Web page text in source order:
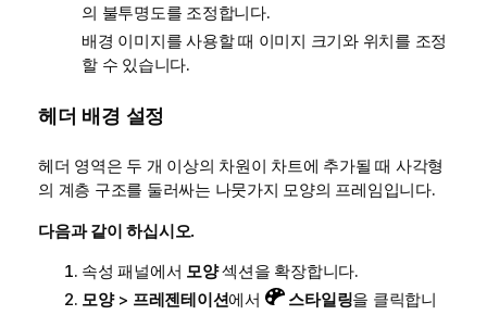
의 불투명도를 조정합니다.
배경 이미지를 사용할 때 이미지 크기와 위치를 조정
할 수 있습니다.
헤더 배경 설정
헤더 영역은 두 개 이상의 차원이 차트에 추가될 때 사각형
의 계층 구조를 둘러싸는 나뭇가지 모양의 프레임입니다.
다음과 같이 하십시오.
속성 패널에서 모양섹션을 확장합니다.
모양> 프레젠테이션에서 스타일링을 클릭합니